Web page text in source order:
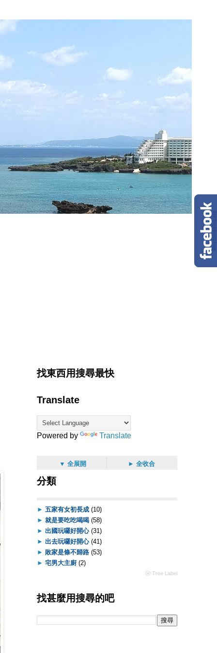
找東西用搜尋最快
Translate
Powered by Translate
▼ 全展開 ► 全收合
分類
► 五家有女初長成 (10)
► 就是要吃吃喝喝 (58)
► 出國玩囉好開心 (31)
► 出去玩囉好開心 (41)
► 敗家是條不歸路 (53)
► 宅男大主廚 (2)
ⓦ Tree Label
找甚麼用搜尋的吧